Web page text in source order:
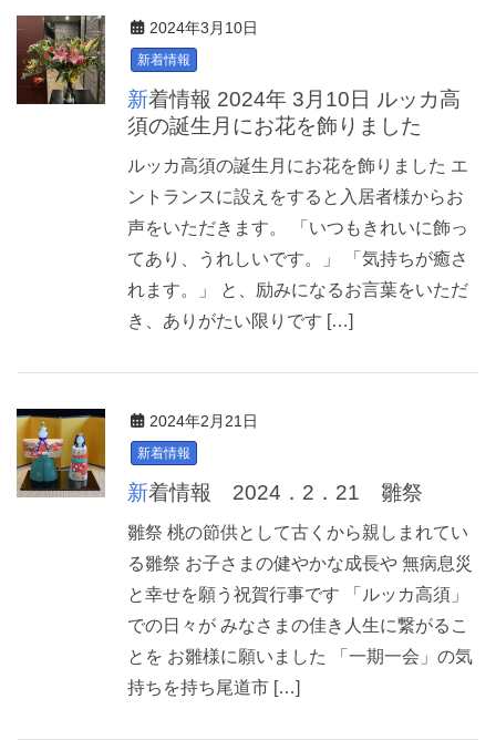
2024年3月10日
新着情報
新着情報 2024年 3月10日 ルッカ高
須の誕生月にお花を飾りました
ルッカ高須の誕生月にお花を飾りました エ
ントランスに設えをすると入居者様からお
声をいただきます。 「いつもきれいに飾っ
てあり、うれしいです。」 「気持ちが癒さ
れます。」 と、励みになるお言葉をいただ
き、ありがたい限りです […]
2024年2月21日
新着情報
新着情報 2024．2．21 雛祭
雛祭 桃の節供として古くから親しまれてい
る雛祭 お子さまの健やかな成長や 無病息災
と幸せを願う祝賀行事です 「ルッカ高須」
での日々が みなさまの佳き人生に繋がるこ
とを お雛様に願いました 「一期一会」の気
持ちを持ち尾道市 […]